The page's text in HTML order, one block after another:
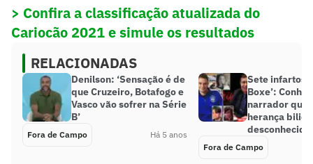
> Confira a classificação atualizada do
Cariocão 2021 e simule os resultados
RELACIONADAS
Denilson: ‘Sensação é de
que Cruzeiro, Botafogo e
Vasco vão sofrer na Série
B’
Fora de Campo Há 5 anos
Sete infartos
Boxe’:
narrador que
herança
desconhecido
Fora de Campo